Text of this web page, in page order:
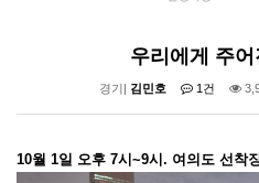
우리에게 주
경기| 김민호 1건
10월 1일 오후 7시~9시. 여의도 선착